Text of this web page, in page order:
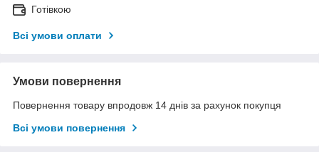
Готівкою
Всі умови оплати
Умови повернення
Повернення товару впродовж 14 днів за рахунок покупця
Всі умови повернення